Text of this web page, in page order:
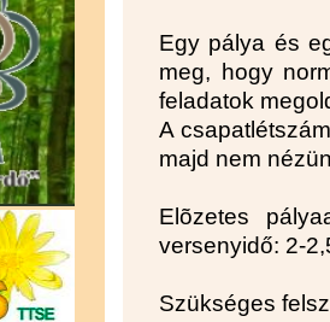
Egy pálya és
meg, hogy
feladatok
A
majd nem
Elõzetes
versenyidő: 2-
Szükséges